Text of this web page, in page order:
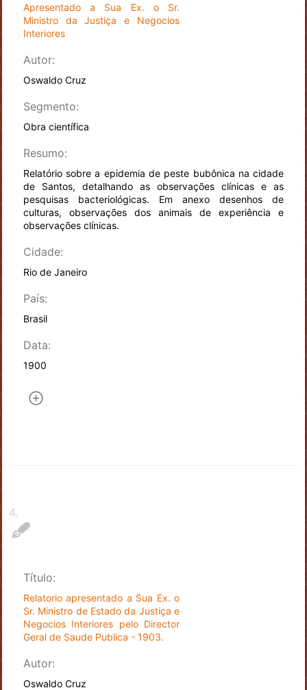
Apresentado a Sua Ex. o Sr.
Ministro da Justiça e Negocios
Interiores
Autor:
Oswaldo Cruz
Segmento:
Obra científica
Resumo:
Relatório sobre a epidemia de peste bubônica na cidade
de Santos, detalhando as observações clínicas e as
pesquisas bacteriológicas. Em anexo desenhos de
culturas, observações dos animais de experiência e
observações clínicas.
Cidade:
Rio de Janeiro
País:
Brasil
Data:
1900
4.
Título:
Relatorio apresentado a Sua Ex. o
Sr. Ministro de Estado da Justiça e
Negocios Interiores pelo Director
Geral de Saude Publica - 1903.
Autor:
Oswaldo Cruz